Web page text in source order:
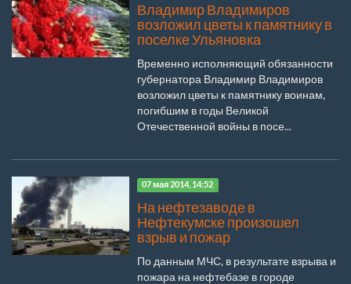
Владимир Владимиров
возложил цветы к памятнику в
поселке Ульяновка
Временно исполняющий обязанности
губернатора Владимир Владимиров
возложил цветы к памятнику воинам,
погибшим в годы Великой
Отечественной войны в посе...
07 мая 2014, 14:52
На нефтезаводе в
Нефтекумске произошел
взрыв и пожар
По данным МЧС, в результате взрыва и
пожара на нефтебазе в городе